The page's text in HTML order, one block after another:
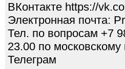
ВКонтакте https://
Электронная почта:
Тел. по вопросам +7
23.00 по
Телеграм